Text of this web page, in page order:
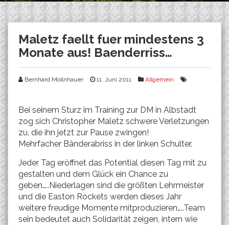
Maletz faellt fuer mindestens 3
Monate aus! Baenderriss…
Bernhard Mollnhauer 11. Juni 2011 Allgemein
Bei seinem Sturz im Training zur DM in Albstadt
zog sich Christopher Maletz schwere Verletzungen
zu, die ihn jetzt zur Pause zwingen!
Mehrfacher Bänderabriss in der linken Schulter.
Jeder Tag eröffnet das Potential diesen Tag mit zu
gestalten und dem Glück ein Chance zu
geben…..Niederlagen sind die größten Lehrmeister
und die Easton Rockets werden dieses Jahr
weitere freudige Momente mitproduzieren…..Team
sein bedeutet auch Solidarität zeigen, intern wie